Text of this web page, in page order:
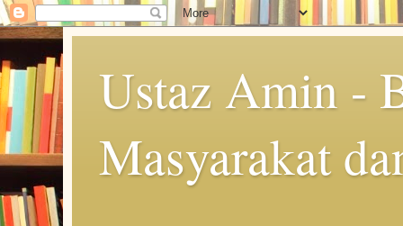
Ustaz Amin -
Masyarakat